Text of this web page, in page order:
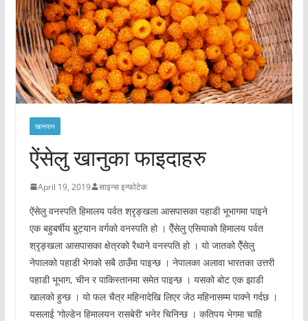
खानपान
ऐंसेलु खानुका फाइदाहरु
April 19, 2019 साइन्स इन्फोटेक
ऐंसेलु वनस्पति हिमालय पर्वत श्रृङ्खला आसपासका पहाडी भूभागमा पाइने
एक बहुबर्षीय बुट्यान वर्गको वनस्पति हो । ऐँसेलु एसियाको हिमालय पर्वत
श्रृङ्खला आसपासका क्षेत्रको रैथाने वनस्पति हो । यो जातको ऐँसेलु
नेपालको पहाडी भेगको सबै ठाउँमा पाइन्छ । नेपालका अलावा भारतका उत्तरी
पहाडी भूभाग, चीन र पाकिस्तानमा समेत पाइन्छ । यसको बोट एक झाडी
खालको हुन्छ । यो फल चैत्र महिनादेखि लिएर जेठ महिनासम्म पाक्ने गर्दछ ।
यसलाई ‘गोल्डेन हिमालयन रासबेरी’ भनेर चिनिन्छ । कतिपय भेगमा चाहि